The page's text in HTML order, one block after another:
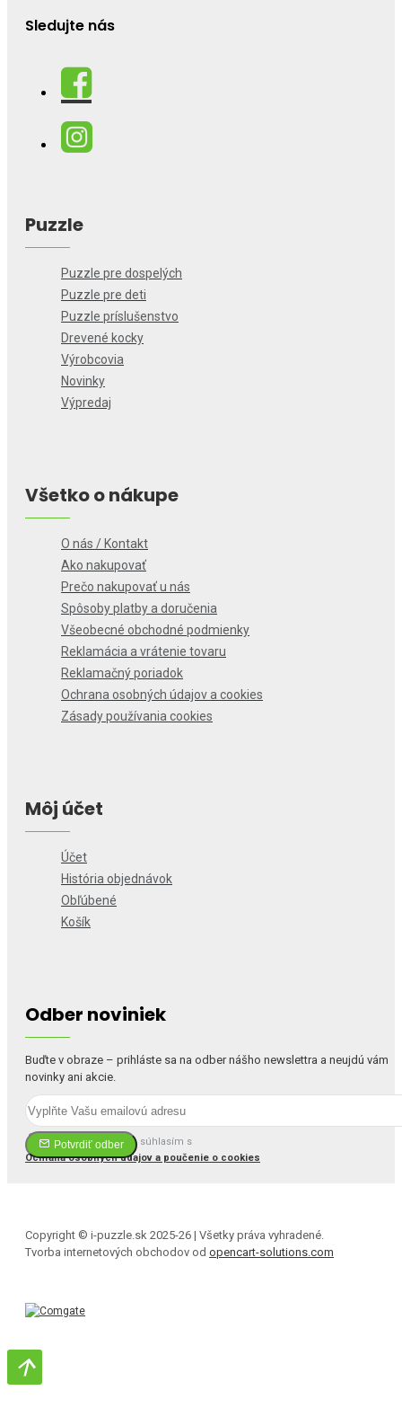
Sledujte nás
Puzzle
Puzzle pre dospelých
Puzzle pre deti
Puzzle príslušenstvo
Drevené kocky
Výrobcovia
Novinky
Výpredaj
Všetko o nákupe
O nás / Kontakt
Ako nakupovať
Prečo nakupovať u nás
Spôsoby platby a doručenia
Všeobecné obchodné podmienky
Reklamácia a vrátenie tovaru
Reklamačný poriadok
Ochrana osobných údajov a cookies
Zásady používania cookies
Môj účet
Účet
História objednávok
Obľúbené
Košík
Odber noviniek
Buďte v obraze – prihláste sa na odber nášho newslettra a neujdú vám
novinky ani akcie.
Potvrdiť odber
Prečítal(a) som si a súhlasím s
Ochrana osobných údajov a poučenie o cookies
Copyright © i-puzzle.sk 2025-26 | Všetky práva vyhradené.
Tvorba internetových obchodov od opencart-solutions.com